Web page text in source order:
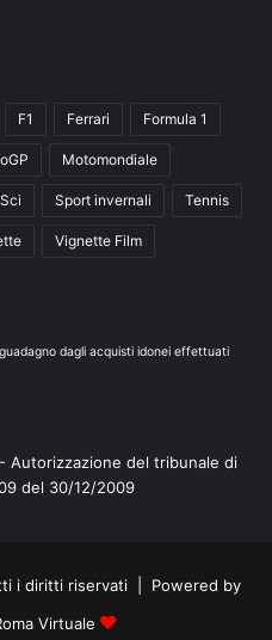
F1 Ferrari Formula 1
Motomondiale
Sci Sport invernali Tennis
Vignette Film
dagli acquisti idonei effettuati
Autorizzazione del tribunale di
del 30/12/2009
i diritti riservati | Powered by
Virtuale